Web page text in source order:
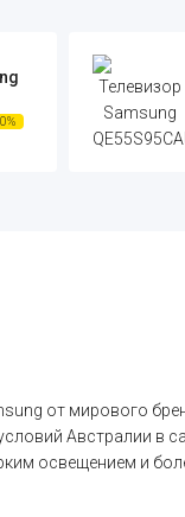
от мирового
Австралии в
освещением и